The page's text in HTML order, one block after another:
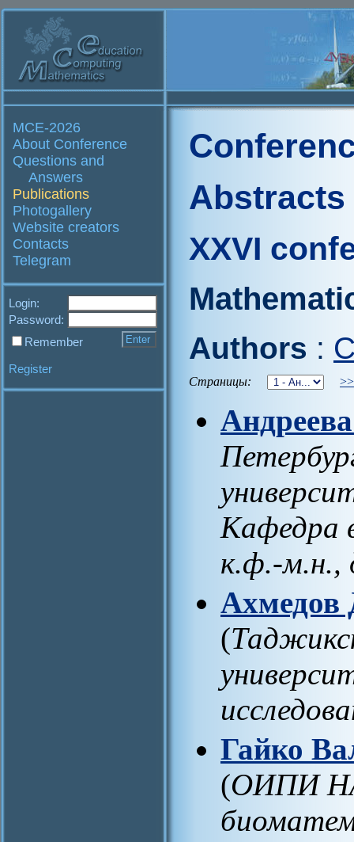
MCE-2026
About Conference
Questions and
Answers
Publications
Photogallery
Website creators
Contacts
Telegram
Login:
Password:
Remember
Register
Abstracts
XXVI
Authors :
Страницы:
Кафедра
к.ф.-м.н.,
Ахмедов
(
Гайко
(ОИПИ